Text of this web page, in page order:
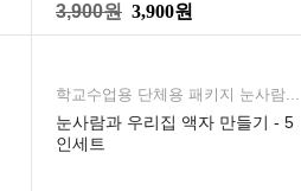
3,900원 3,900원
학교수업용 단체용 패키지 눈사람...
눈사람과 우리집 액자 만들기 - 5
인세트